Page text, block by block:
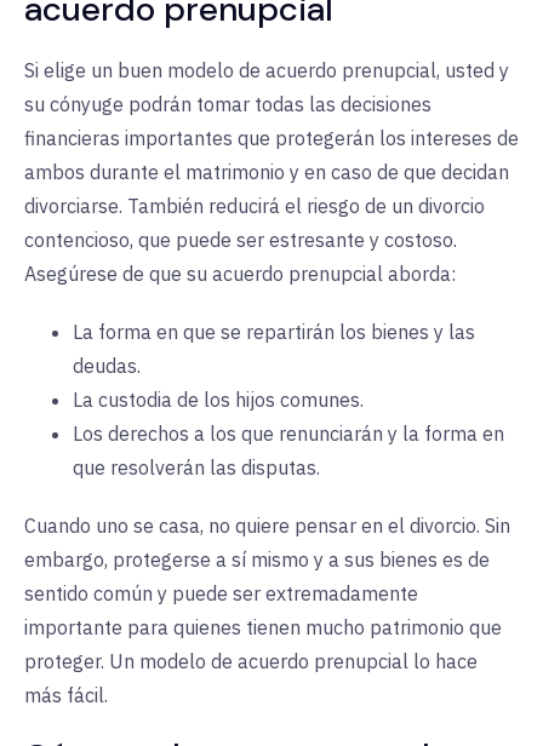
acuerdo prenupcial
Si elige un buen modelo de acuerdo prenupcial, usted y
su cónyuge podrán tomar todas las decisiones
financieras importantes que protegerán los intereses de
ambos durante el matrimonio y en caso de que decidan
divorciarse. También reducirá el riesgo de un divorcio
contencioso, que puede ser estresante y costoso.
Asegúrese de que su acuerdo prenupcial aborda:
La forma en que se repartirán los bienes y las
deudas.
La custodia de los hijos comunes.
Los derechos a los que renunciarán y la forma en
que resolverán las disputas.
Cuando uno se casa, no quiere pensar en el divorcio. Sin
embargo, protegerse a sí mismo y a sus bienes es de
sentido común y puede ser extremadamente
importante para quienes tienen mucho patrimonio que
proteger. Un modelo de acuerdo prenupcial lo hace
más fácil.